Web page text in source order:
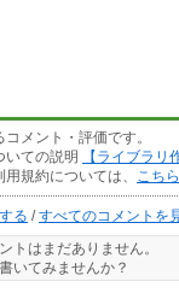
メント・評価です。
いての説明
【ライブラリ
規約については、
こちら
る /すべてのコメントを
トはまだありません。
いてみませんか？